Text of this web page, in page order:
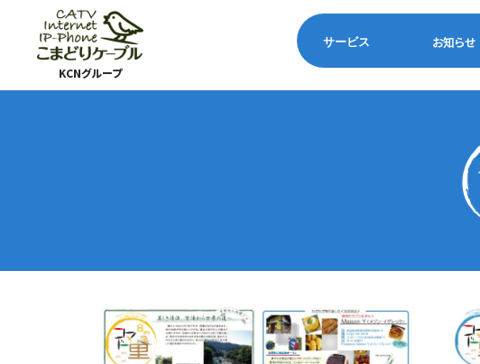
KCNグループ
サービス お知らせ